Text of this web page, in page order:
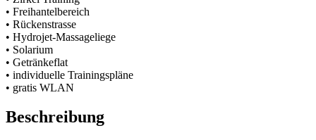
• Freihantelbereich
• Rückenstrasse
• Hydrojet-Massageliege
• Solarium
• Getränkeflat
• individuelle Trainingspläne
• gratis WLAN
Beschreibung